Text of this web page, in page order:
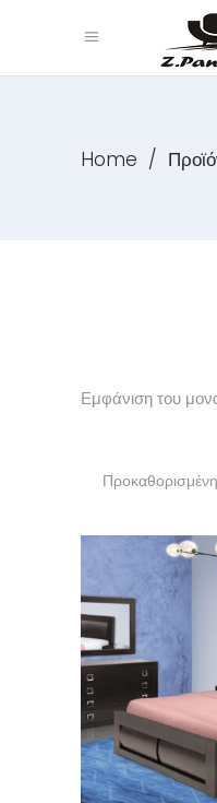
Home /
Εμφάνιση του